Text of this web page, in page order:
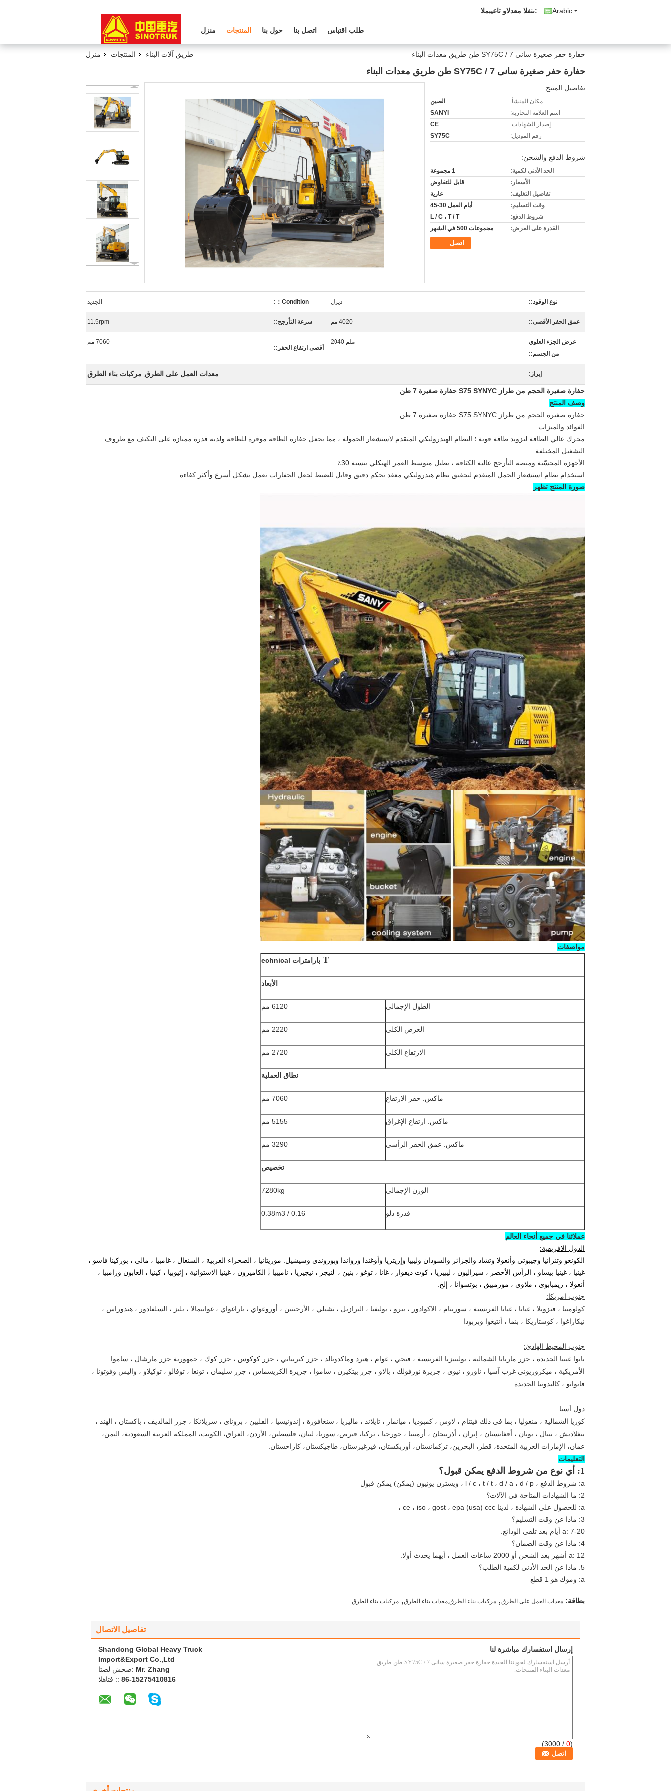
Arabic المبيعات والدعم الفنى:
منزل المنتجات حول بنا اتصل بنا طلب اقتباس
منزل المنتجات طريق آلات البناء حفارة حفر صغيرة سانى SY75C / 7 طن طريق معدات البناء
حفارة حفر صغيرة سانى SY75C / 7 طن طريق معدات البناء
تفاصيل المنتج:
مكان المنشأ:
الصين
اسم العلامة التجارية:
SANYI
إصدار الشهادات:
CE
رقم الموديل:
SY75C
شروط الدفع والشحن:
الحد الأدنى لكمية:
1 مجموعة
الأسعار:
قابل للتفاوض
تفاصيل التغليف:
عارية
وقت التسليم:
أيام العمل 30-45
شروط الدفع:
L / C ، T / T
القدرة على العرض:
مجموعات 500 في الشهر
اتصل
نوع الوقود:: ديزل Condition：: الجديد
عمق الحفر الأقصى:: 4020 مم سرعة التأرجح:: 11.5rpm
عرض الجزء العلوي
من الجسم::
ملم 2040
أقصى ارتفاع الحفر::
7060 مم
إبراز: معدات العمل على الطرق, مركبات بناء الطرق
حفارة صغيرة الحجم من طراز S75 SYNYC حفارة صغيرة 7 طن
وصف المنتج
حفارة صغيرة الحجم من طراز S75 SYNYC حفارة صغيرة 7 طن
الفوائد والميزات
محرك عالي الطاقة لتزويد طاقة قوية ؛ النظام الهيدروليكي المتقدم لاستشعار الحمولة ، مما يجعل حفارة الطاقة موفرة للطاقة ولديه قدرة ممتازة على التكيف مع ظروف
التشغيل المختلفة.
الأجهزة المحسّنة ومنصة التأرجح عالية الكثافة ، يطيل متوسط ​​العمر الهيكلي بنسبة 30٪.
استخدام نظام استشعار الحمل المتقدم لتحقيق نظام هيدروليكي معقد تحكم دقيق وقابل للضبط لجعل الحفارات تعمل بشكل أسرع وأكثر كفاءة
صورة المنتج تظهر
مواصفات
T بارامترات echnical
الأبعاد
الطول الإجمالي 6120 مم
العرض الكلي 2220 مم
الارتفاع الكلي 2720 ​​مم
نطاق العملية
ماكس. حفر الارتفاع 7060 مم
ماكس. ارتفاع الإغراق 5155 مم
ماكس. عمق الحفر الرأسي 3290 مم
تخصيص
الوزن الإجمالي 7280kg
قدرة دلو 0.16 / 0.38m3
عملائنا في جميع أنحاء العالم
الدول الافريقية:
الكونغو وتنزانيا وجيبوتي وأنغولا وتشاد والجزائر والسودان وليبيا وإريتريا وأوغندا ورواندا وبوروندي وسيشيل.
موريتانيا ، الصحراء الغربية ، السنغال ، غامبيا ، مالي ، بوركينا فاسو ،
غينيا ، غينيا بيساو ، الرأس الأخضر ، سيراليون ، ليبيريا ، كوت ديفوار ، غانا ، توغو ، بنين ، النيجر ، نيجيريا ، ناميبيا ، الكاميرون ، غينيا الاستوائية ، إثيوبيا ، كينيا ، الغابون وزامبيا ،
أنغولا ، زيمبابوي ، ملاوي ، موزمبيق ، بوتسوانا ، إلخ.
جنوب امريكا:
كولومبيا ، فنزويلا ، غيانا ، غيانا الفرنسية ، سورينام ، الاكوادور ، بيرو ، بوليفيا ، البرازيل ، تشيلي ، الأرجنتين ، أوروغواي ، باراغواي ، غواتيمالا ، بليز ، السلفادور ، هندوراس ،
نيكاراغوا ، كوستاريكا ، بنما ، أنتيغوا وبربودا
جنوب المحيط الهادئ:
بابوا غينيا الجديدة ، جزر ماريانا الشمالية ، بولينيزيا الفرنسية ، فيجي ، غوام ، هيرد وماكدونالد ، جزر كيريباتي ، جزر كوكوس ، جزر كوك ، جمهورية جزر مارشال ، ساموا
الأمريكية ، ميكروريوني غرب آسيا ، ناورو ، نيوي ، جزيرة نورفولك ، بالاو ، جزر بيتكيرن ، ساموا ، جزيرة الكريسماس ، جزر سليمان ، تونغا ، توفالو ، توكيلاو ، واليس وفوتونا ،
فانواتو ، كاليدونيا الجديدة.
دول آسيا:
كوريا الشمالية ، منغوليا ، بما في ذلك فيتنام ، لاوس ، كمبوديا ، ميانمار ، تايلاند ، ماليزيا ، سنغافورة ، إندونيسيا ، الفلبين ، بروناي ، سريلانكا ، جزر المالديف ، باكستان ، الهند ،
بنغلاديش ، نيبال ، بوتان ، أفغانستان ، إيران ، أذربيجان ، أرمينيا ، جورجيا ، تركيا، قبرص، سوريا، لبنان، فلسطين، الأردن، العراق، الكويت، المملكة العربية السعودية، اليمن،
عمان، الإمارات العربية المتحدة، قطر، البحرين، تركمانستان، أوزبكستان، قيرغيزستان، طاجيكستان، كازاخستان.
التعليمات
1: أي نوع من شروط الدفع يمكن قبول؟
a: شروط الدفع ، l / c ، t / t ، d / a ، d / p ، ويسترن يونيون (يمكن) يمكن قبول
2: ما الشهادات المتاحة في الآلات؟
a: للحصول على الشهادة ، لدينا ce ، iso ، gost ، epa (usa) ccc ،
3: ماذا عن وقت التسليم؟
a: 7-20 أيام بعد تلقي الودائع.
4: ماذا عن وقت الضمان؟
a: 12 أشهر بعد الشحن أو 2000 ساعات العمل ، أيهما يحدث أولا.
5. ماذا عن الحد الأدنى لكمية الطلب؟
a: وموك هو 1 قطع
بطاقة: معدات العمل على الطرق مركبات بناء الطرق,معدات بناء الطرق مركبات بناء الطرق
تفاصيل الاتصال
Shandong Global Heavy Truck
Import&Export Co.,Ltd
اتصل شخص: Mr. Zhang
الهاتف :: 86-15275410816
إرسال استفسارك مباشرة لنا
(
0
/ 3000)